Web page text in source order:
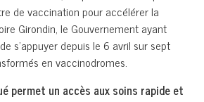
de vaccination pour accélérer la
Girondin, le Gouvernement ayant
s’appuyer depuis le 6 avril sur sept
en vaccinodromes.
permet un accès aux soins rapide et